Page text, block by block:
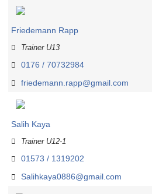
Friedemann Rapp
Trainer U13
0176 / 70732984
friedemann.rapp@gmail.com
Salih Kaya
Trainer U12-1
01573 / 1319202
Salihkaya0886@gmail.com